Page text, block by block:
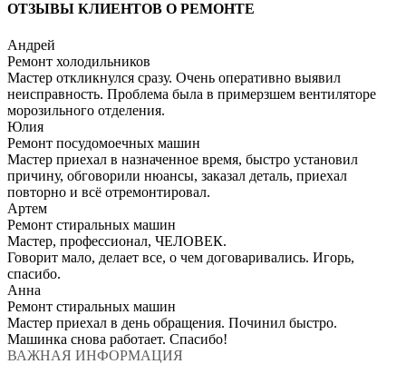
ОТЗЫВЫ КЛИЕНТОВ О РЕМОНТЕ
Андрей
Ремонт холодильников
Мастер откликнулся сразу. Очень оперативно выявил
неисправность. Проблема была в примерзшем вентиляторе
морозильного отделения.
Юлия
Ремонт посудомоечных машин
Мастер приехал в назначенное время, быстро установил
причину, обговорили нюансы, заказал деталь, приехал
повторно и всё отремонтировал.
Артем
Ремонт стиральных машин
Мастер, профессионал, ЧЕЛОВЕК.
Говорит мало, делает все, о чем договаривались. Игорь,
спасибо.
Анна
Ремонт стиральных машин
Мастер приехал в день обращения. Починил быстро.
Машинка снова работает. Спасибо!
ВАЖНАЯ ИНФОРМАЦИЯ